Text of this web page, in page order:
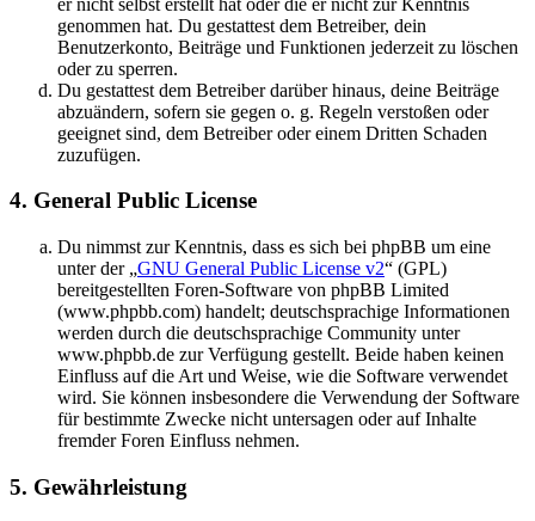
genommen hat. Du gestattest dem Betreiber, dein
Benutzerkonto, Beiträge und Funktionen jederzeit zu löschen
oder zu sperren.
Du gestattest dem Betreiber darüber hinaus, deine Beiträge
abzuändern, sofern sie gegen o. g. Regeln verstoßen oder
geeignet sind, dem Betreiber oder einem Dritten Schaden
zuzufügen.
4. General Public License
Du nimmst zur Kenntnis, dass es sich bei phpBB um eine
unter der „GNU General Public License v2“ (GPL)
bereitgestellten Foren-Software von phpBB Limited
(www.phpbb.com) handelt; deutschsprachige Informationen
werden durch die deutschsprachige Community unter
www.phpbb.de zur Verfügung gestellt. Beide haben keinen
Einfluss auf die Art und Weise, wie die Software verwendet
wird. Sie können insbesondere die Verwendung der Software
für bestimmte Zwecke nicht untersagen oder auf Inhalte
fremder Foren Einfluss nehmen.
5. Gewährleistung